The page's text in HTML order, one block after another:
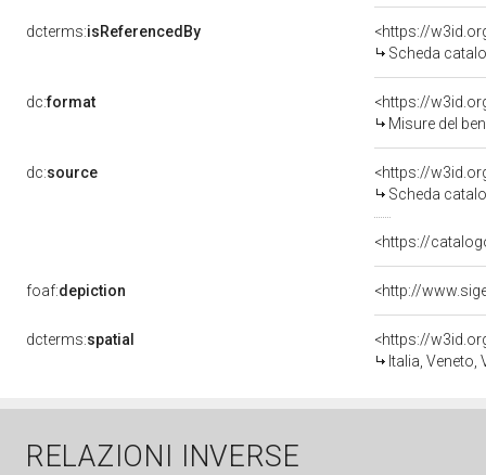
dcterms:isReferencedBy
<https://
Scheda
dc:format
<https://
Misure del
dc:source
<https://
Scheda
<https://
foaf:depiction
dcterms:spatial
<https://
Italia, Veneto,
RELAZIONI INVERSE